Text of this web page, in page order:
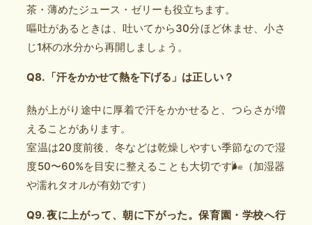
茶・薄めたジュース・ゼリーも役立ちます。
嘔吐があるときは、吐いてから30分ほど休ませ、小さ
じ1杯の水分から再開しましょう。
Q8. 「汗をかかせて熱を下げる」は正しい？
熱が上がり途中に厚着で汗をかかせると、つらさが増
えることがあります。
室温は20度前後、冬などは乾燥しやすい季節なので湿
度50〜60%を目安に整えることも大切です🌬️（加湿器
や濡れタオルが有効です）
Q9. 夜に上がって、朝に下がった。保育園・学校へ行